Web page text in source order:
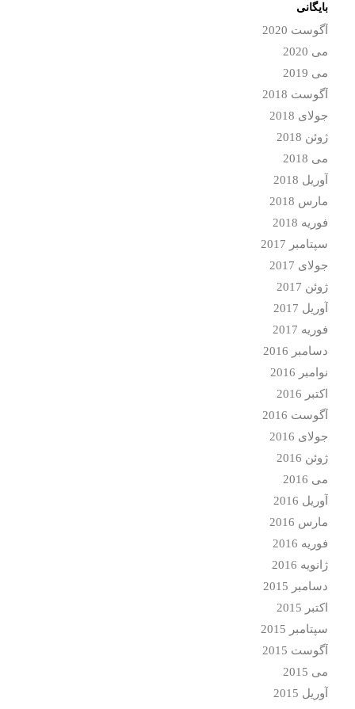
بایگانی
آگوست 2020
می 2020
می 2019
آگوست 2018
جولای 2018
ژوئن 2018
می 2018
آوریل 2018
مارس 2018
فوریه 2018
سپتامبر 2017
جولای 2017
ژوئن 2017
آوریل 2017
فوریه 2017
دسامبر 2016
نوامبر 2016
اکتبر 2016
آگوست 2016
جولای 2016
ژوئن 2016
می 2016
آوریل 2016
مارس 2016
فوریه 2016
ژانویه 2016
دسامبر 2015
اکتبر 2015
سپتامبر 2015
آگوست 2015
می 2015
آوریل 2015